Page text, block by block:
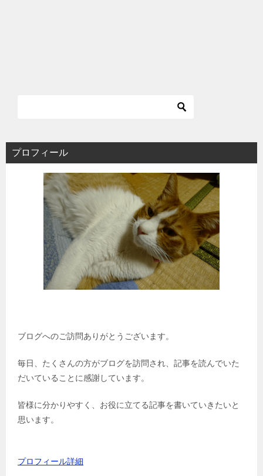
プロフィール
ブログへのご訪問ありがとうございます。
毎日、たくさんの方がブログを訪問され、記事を読んでいた
だいていることに感謝しています。
皆様に分かりやすく、お役に立てる記事を書いていきたいと
思います。
プロフィール詳細